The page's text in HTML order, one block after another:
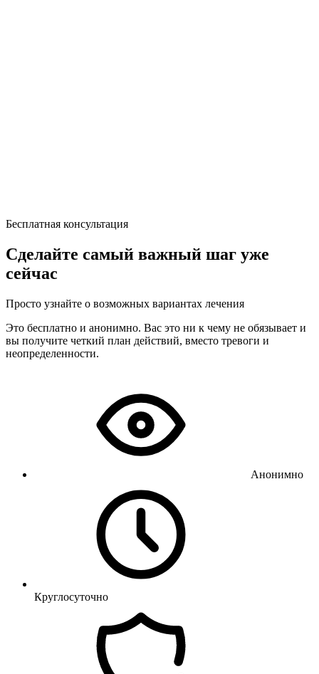
Бесплатная консультация
Сделайте самый важный шаг уже
сейчас
Просто узнайте о возможных вариантах лечения
Это бесплатно и анонимно. Вас это ни к чему не обязывает и
вы получите четкий план действий, вместо тревоги и
неопределенности.
Анонимно
Круглосуточно